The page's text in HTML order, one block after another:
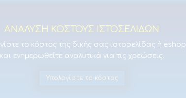
ΑΝΑΛΥΣΗ ΚΟΣΤΟΥΣ ΙΣΤΟΣΕΛΙΔΩΝ
το κόστος της δικής σας ιστοσελίδας ή eshop
και ενημερωθείτε αναλυτικά για τις χρεώσεις.
Υπολογίστε το κόστος